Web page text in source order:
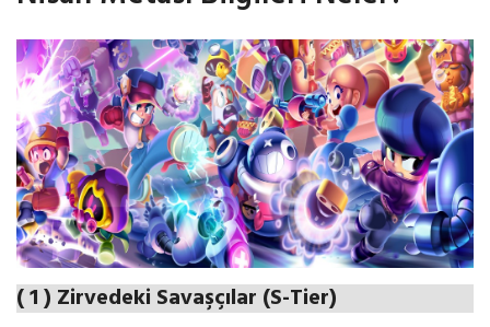
( 1 ) Zirvedeki Savaşçılar (S-Tier)